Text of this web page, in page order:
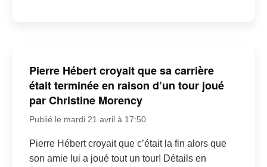
Pierre Hébert croyait que sa carrière
était terminée en raison d’un tour joué
par Christine Morency
Publié le mardi 21 avril à 17:50
Pierre Hébert croyait que c’était la fin alors que
son amie lui a joué tout un tour! Détails en